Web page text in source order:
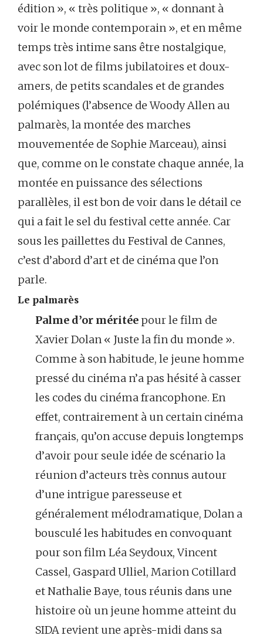
édition », « très politique », « donnant à
voir le monde contemporain », et en même
temps très intime sans être nostalgique,
avec son lot de films jubilatoires et doux-
amers, de petits scandales et de grandes
polémiques (l’absence de Woody Allen au
palmarès, la montée des marches
mouvementée de Sophie Marceau), ainsi
que, comme on le constate chaque année, la
montée en puissance des sélections
parallèles, il est bon de voir dans le détail ce
qui a fait le sel du festival cette année. Car
sous les paillettes du Festival de Cannes,
c’est d’abord d’art et de cinéma que l’on
parle.
Le palmarès
Palme d’or méritée pour le film de
Xavier Dolan « Juste la fin du monde ».
Comme à son habitude, le jeune homme
pressé du cinéma n’a pas hésité à casser
les codes du cinéma francophone. En
effet, contrairement à un certain cinéma
français, qu’on accuse depuis longtemps
d’avoir pour seule idée de scénario la
réunion d’acteurs très connus autour
d’une intrigue paresseuse et
généralement mélodramatique, Dolan a
bousculé les habitudes en convoquant
pour son film Léa Seydoux, Vincent
Cassel, Gaspard Ulliel, Marion Cotillard
et Nathalie Baye, tous réunis dans une
histoire où un jeune homme atteint du
SIDA revient une après-midi dans sa